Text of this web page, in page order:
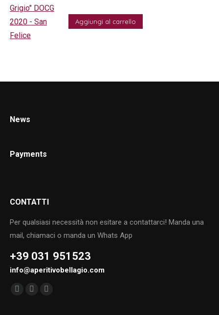
Aggiungi al carrello
News
Payments
CONTATTI
Per qualsiasi necessità non esitare a contattarci! Manda una
mail, chiamaci o manda un Whats App
+39 031 951523
info@aperitivobellagio.com
Find us on: